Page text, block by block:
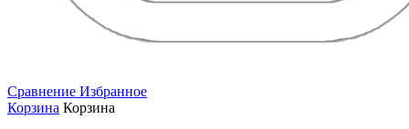
Сравнение Избранное
Корзина Корзина